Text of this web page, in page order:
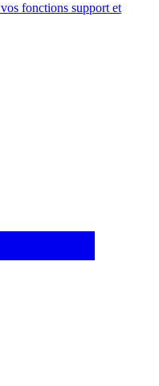
fonctions support et